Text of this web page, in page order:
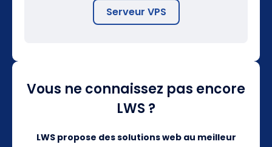
Serveur VPS
Vous ne connaissez pas encore
LWS ?
LWS propose des solutions web au meilleur